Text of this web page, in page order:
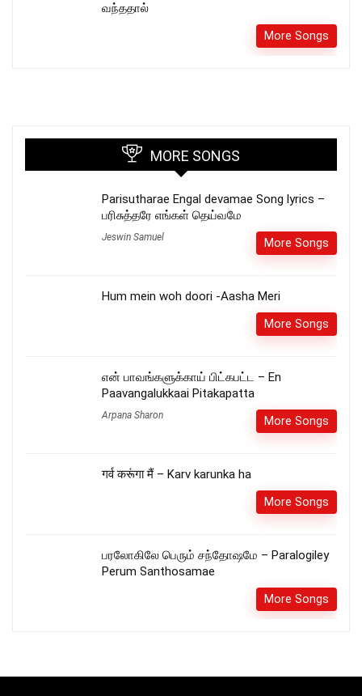
வந்ததால்
More Songs
MORE SONGS
Parisutharae Engal devamae Song lyrics –
பரிசுத்தரே எங்கள் தெய்வமே
Jeswin Samuel More Songs
Hum mein woh doori -Aasha Meri
More Songs
என் பாவங்களுக்காய் பிட்கபட்ட – En
Paavangalukkaai Pitakapatta
Arpana Sharon More Songs
गर्व करूंगा मैं – Karv karunka ha
More Songs
பரலோகிலே பெரும் சந்தோஷமே – Paralogiley
Perum Santhosamae
More Songs